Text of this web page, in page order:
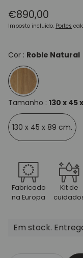
Preço
normal
€890,00
Imposto incluído. Portes
Cor : Roble Natural
Tamanho : 130 x 45
130 x 45 x 89 cm.
Fabricado
na Europa
Kit de
Em stock.